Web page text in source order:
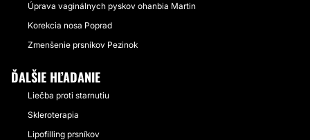
Úprava vaginálnych pyskov ohanbia Martin
Korekcia nosa Poprad
Zmenšenie prsníkov Pezinok
ĎALŠIE HĽADANIE
Liečba proti starnutiu
Skleroterapia
Lipofilling prsníkov